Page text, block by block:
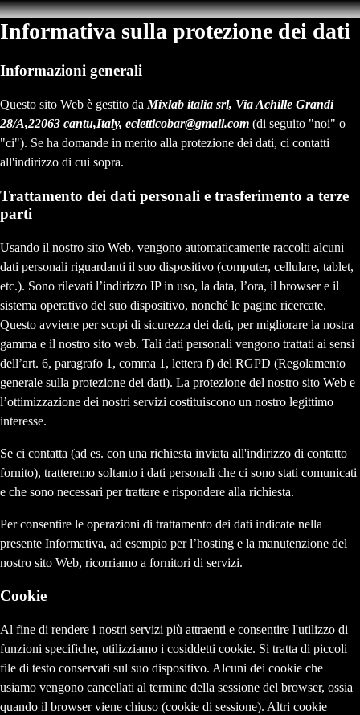
Informativa sulla protezione dei dati
Informazioni generali
Questo sito Web è gestito da Mixlab italia srl, Via Achille Grandi
28/A,22063 cantu,Italy, ecletticobar@gmail.com (di seguito "noi" o
"ci"). Se ha domande in merito alla protezione dei dati, ci contatti
all'indirizzo di cui sopra.
Trattamento dei dati personali e trasferimento a terze
parti
Usando il nostro sito Web, vengono automaticamente raccolti alcuni
dati personali riguardanti il suo dispositivo (computer, cellulare, tablet,
etc.). Sono rilevati l’indirizzo IP in uso, la data, l’ora, il browser e il
sistema operativo del suo dispositivo, nonché le pagine ricercate.
Questo avviene per scopi di sicurezza dei dati, per migliorare la nostra
gamma e il nostro sito web. Tali dati personali vengono trattati ai sensi
dell’art. 6, paragrafo 1, comma 1, lettera f) del RGPD (Regolamento
generale sulla protezione dei dati). La protezione del nostro sito Web e
l’ottimizzazione dei nostri servizi costituiscono un nostro legittimo
interesse.
Se ci contatta (ad es. con una richiesta inviata all'indirizzo di contatto
fornito), tratteremo soltanto i dati personali che ci sono stati comunicati
e che sono necessari per trattare e rispondere alla richiesta.
Per consentire le operazioni di trattamento dei dati indicate nella
presente Informativa, ad esempio per l’hosting e la manutenzione del
nostro sito Web, ricorriamo a fornitori di servizi.
Cookie
Al fine di rendere i nostri servizi più attraenti e consentire l'utilizzo di
funzioni specifiche, utilizziamo i cosiddetti cookie. Si tratta di piccoli
file di testo conservati sul suo dispositivo. Alcuni dei cookie che
usiamo vengono cancellati al termine della sessione del browser, ossia
quando il browser viene chiuso (cookie di sessione). Altri cookie